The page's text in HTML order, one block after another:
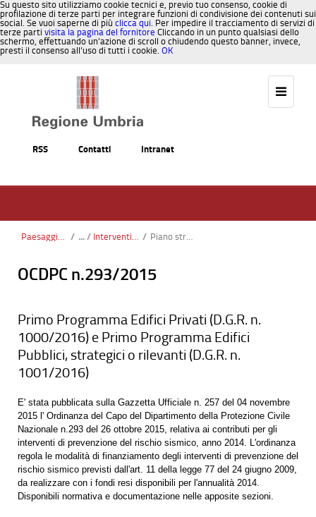
Su questo sito utilizziamo cookie tecnici e, previo tuo consenso, cookie di
profilazione di terze parti per integrare funzioni di condivisione dei contenuti sui
social. Se vuoi saperne di più clicca qui. Per impedire il tracciamento di servizi di
terze parti visita la pagina del fornitore Cliccando in un punto qualsiasi dello
schermo, effettuando un’azione di scroll o chiudendo questo banner, invece,
presti il consenso all’uso di tutti i cookie. OK
RSS Contatti Intranet
Paesaggio, Territorio, Urbanistica / Interventi su edifici scolastici / Piano straordinario per la messa in sicurezza degli edifici scolastici
OCDPC n.293/2015
Primo Programma Edifici Privati (D.G.R. n.
1000/2016) e Primo Programma Edifici
Pubblici, strategici o rilevanti (D.G.R. n.
1001/2016)
E' stata pubblicata sulla Gazzetta Ufficiale n. 257 del 04 novembre
2015 l' Ordinanza del Capo del Dipartimento della Protezione Civile
Nazionale n.293 del 26 ottobre 2015, relativa ai contributi per gli
interventi di prevenzione del rischio sismico, anno 2014. L'ordinanza
regola le modalità di finanziamento degli interventi di prevenzione del
rischio sismico previsti dall'art. 11 della legge 77 del 24 giugno 2009,
da realizzare con i fondi resi disponibili per l'annualità 2014.
Disponibili normativa e documentazione nelle apposite sezioni.